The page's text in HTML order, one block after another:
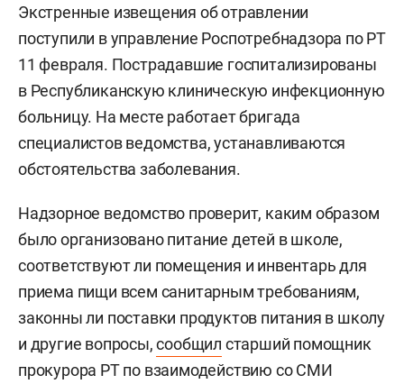
Экстренные извещения об отравлении
поступили в управление Роспотребнадзора по РТ
11 февраля. Пострадавшие госпитализированы
в Республиканскую клиническую инфекционную
больницу. На месте работает бригада
специалистов ведомства, устанавливаются
обстоятельства заболевания.
Надзорное ведомство проверит, каким образом
было организовано питание детей в школе,
соответствуют ли помещения и инвентарь для
приема пищи всем санитарным требованиям,
законны ли поставки продуктов питания в школу
и другие вопросы,сообщил старший помощник
прокурора РТ по взаимодействию со СМИ